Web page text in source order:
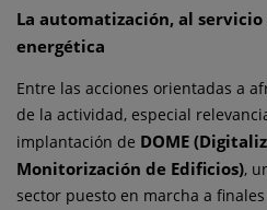
La automatización, al
energética
Entre las acciones orientadas a
de la actividad, especial
implantación de DOME
Monitorización de Edificios),
sector puesto en marcha a